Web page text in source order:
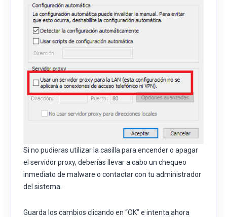
Si no pudieras utilizar la casilla para encender o apagar
el servidor proxy, deberías llevar a cabo un chequeo
inmediato de malware o contactar con tu administrador
del sistema.
Guarda los cambios clicando en “OK” e intenta ahora